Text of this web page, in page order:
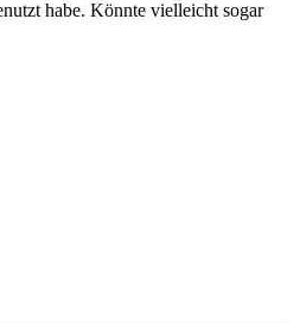
habe. Könnte vielleicht sogar